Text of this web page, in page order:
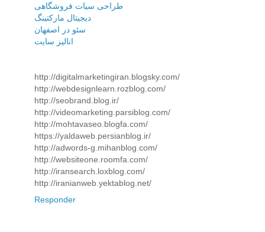
طراحی سیات فروشگاهی
دیجیتال مارکتینگ
سئو در اصفهان
انالیز سایت
http://digitalmarketingiran.blogsky.com/
http://webdesignlearn.rozblog.com/
http://seobrand.blog.ir/
http://videomarketing.parsiblog.com/
http://mohtavaseo.blogfa.com/
https://yaldaweb.persianblog.ir/
http://adwords-g.mihanblog.com/
http://websiteone.roomfa.com/
http://iransearch.loxblog.com/
http://iranianweb.yektablog.net/
Responder